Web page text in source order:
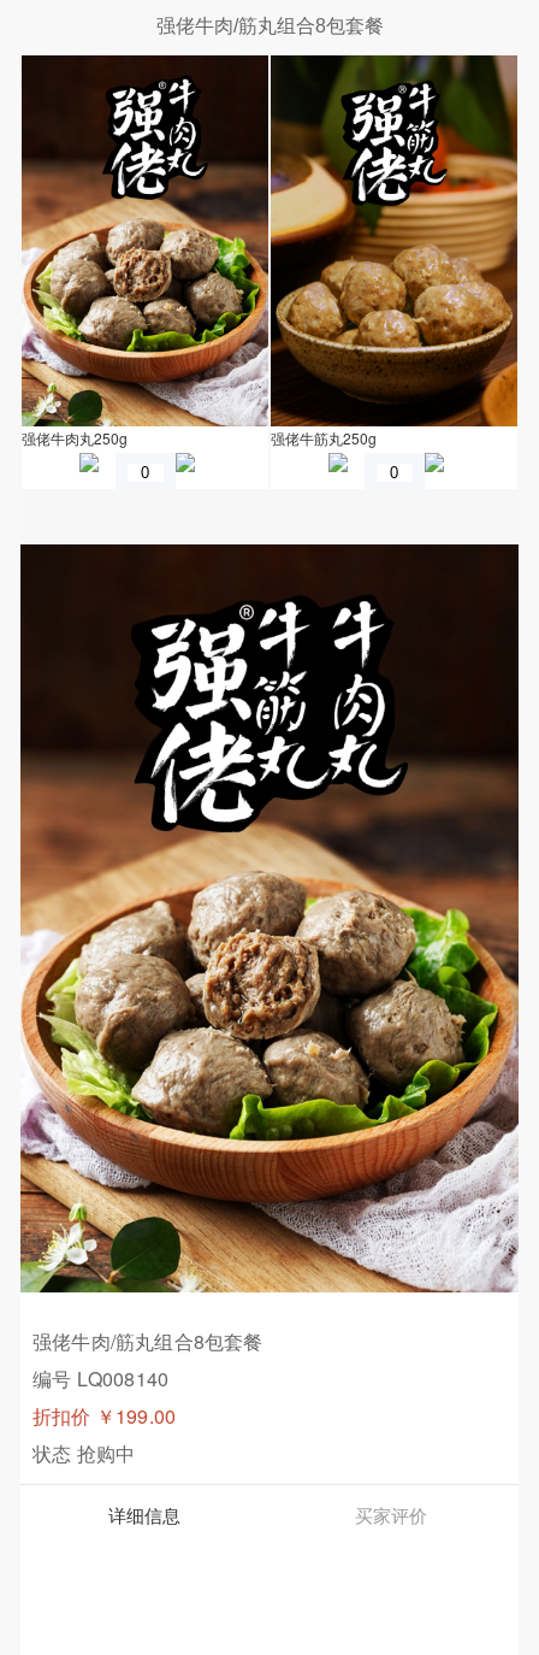
强佬牛肉/筋丸组合8包套餐
强佬牛肉丸250g 强佬牛筋丸250g
强佬牛肉/筋丸组合8包套餐
编号 LQ008140
折扣价 ￥199.00
状态 抢购中
详细信息 买家评价